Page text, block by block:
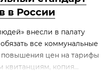
в России
внесли в палату
все коммунальные
цен на тарифы
копия...